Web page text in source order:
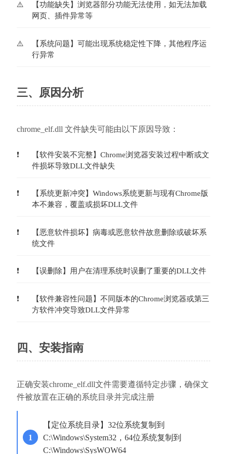
【功能缺失】浏览器部分功能无法使用，如无法加载
网页、插件异常等
【系统问题】可能出现系统稳定性下降，其他程序运
行异常
三、原因分析
chrome_elf.dll 文件缺失可能由以下原因导致：
【软件安装不完整】Chrome浏览器安装过程中断或文
件损坏导致DLL文件缺失
【系统更新冲突】Windows系统更新与现有Chrome版
本不兼容，覆盖或损坏DLL文件
【恶意软件损坏】病毒或恶意软件故意删除或破坏系
统文件
【误删除】用户在清理系统时误删了重要的DLL文件
【软件兼容性问题】不同版本的Chrome浏览器或第三
方软件冲突导致DLL文件异常
四、安装指南
正确安装chrome_elf.dll文件需要遵循特定步骤，确保文
件被放置在正确的系统目录并完成注册
【定位系统目录】32位系统复制到
C:\Windows\System32，64位系统复制到
C:\Windows\SysWOW64